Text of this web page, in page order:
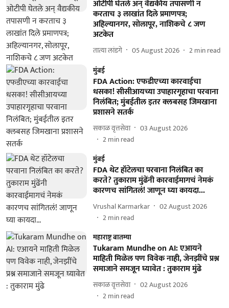
ओटीपी घेतले अन्‌ वैद्यकीय तपासणी न
करताच ३ लाखांत दिले प्रमाणपत्र;
अहिल्यानगर, सोलापूर, नाशिकचे ८ जण
अटकेत
तात्या लांडगे 05 August 2026 2min read
मुंबई
FDA Action: एफडीएच्या कारवाईचा
धसका! सीसीआयच्या उपाहारगृहाचा परवाना
निलंबित; मुंबईतील इतर क्लबसह जिमखाना
प्रशासने सतर्क
सकाळ वृत्तसेवा
03 August 2026
2min read
मुंबई
FDA थेट हॉटेलचा परवाना निलंबित का
करते? तुकाराम मुंढेंनी कारवाईमागचं नेमकं
कारणच सांगितलं! जाणून घ्या कायदा...
Vrushal Karmarkar
02 August 2026
2min read
महाराष्ट्र बातम्या
Tukaram Mundhe on AI: एआयने
माहिती मिळेल पण विवेक नाही, जेनझींचे प्रश्न
समाजाने समजून घ्यावेत : तुकाराम मुंढे
सकाळ वृत्तसेवा
02 August 2026
2min read